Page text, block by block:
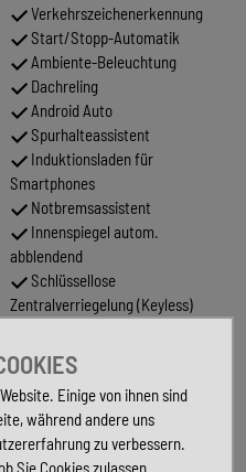
Verkehrszeichenerkennung
Start/Stopp-Automatik
Ambiente-Beleuchtung
Dachreling
Android Auto
Spurhalteassistent
Induktionsladen für
Smartphones
Notbremsassistent
Innenspiegel autom.
abblendend
Schlüssellose
Zentralverriegelung (Keyless)
Alarmanlage
Elektr. Seitenspiegel
anklappbar
Metallic
Tuner/Radio
Einige von ihnen sind
während andere uns
zu verbessern.
Sie Cookies zulassen